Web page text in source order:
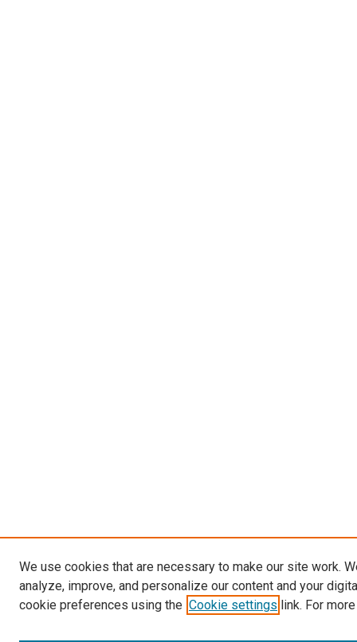
We use cookies that are necessary to make our site work.
analyze, improve, and personalize our content and your
cookie preferences using the Cookie settings link. For